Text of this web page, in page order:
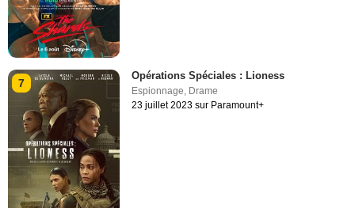
7
Opérations Spéciales : Lioness
Espionnage, Drame
23 juillet 2023 sur Paramount+